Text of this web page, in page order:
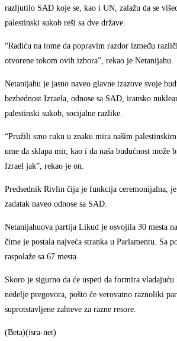
razljutilo SAD koje se, kao i UN, zalažu da se
palestinski sukob reši sa dve države.
“Radiću na tome da popravim razdor između
otvorene tokom ovih izbora”, rekao je Netanijahu.
Netanijahu je jasno naveo glavne izazove svoje
bezbednost Izraela, odnose sa SAD, iransko
palestinski sukob, socijalne razlike.
“Pružili smo ruku u znaku mira našim
ume da sklapa mir, kao i da naša budućnost može
Izrael jak”, rekao je on.
Predsednik Rivlin čija je funkcija ceremonijalna,
zadatak naveo odnose sa SAD.
Netanijahuova partija Likud je osvojila 30 mesta
čime je postala najveća stranka u Parlamentu. Sa
raspolaže sa 67 mesta.
Skoro je sigurno da će uspeti da formira
nedelje pregovora, pošto će verovatno raznoliki
suprotstavljene zahteve za razne resore.
(Beta)(isra-net)